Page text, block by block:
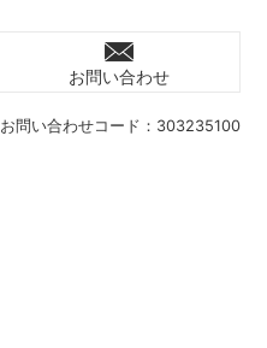
お問い合わせコード： 303235100
お問い合わせ